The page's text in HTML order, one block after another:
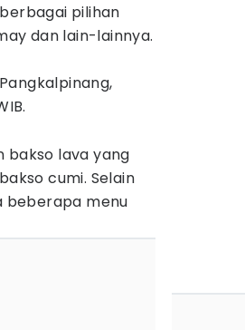
pilihan
dan lain-lainnya.
bakso lava yang
cumi. Selain
beberapa menu